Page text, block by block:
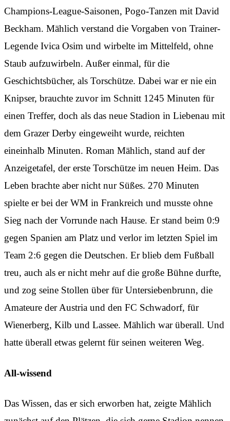
Champions-League-Saisonen, Pogo-Tanzen mit David
Beckham. Mählich verstand die Vorgaben von Trainer-
Legende Ivica Osim und wirbelte im Mittelfeld, ohne
Staub aufzuwirbeln. Außer einmal, für die
Geschichtsbücher, als Torschütze. Dabei war er nie ein
Knipser, brauchte zuvor im Schnitt 1245 Minuten für
einen Treffer, doch als das neue Stadion in Liebenau mit
dem Grazer Derby eingeweiht wurde, reichten
eineinhalb Minuten. Roman Mählich, stand auf der
Anzeigetafel, der erste Torschütze im neuen Heim. Das
Leben brachte aber nicht nur Süßes. 270 Minuten
spielte er bei der WM in Frankreich und musste ohne
Sieg nach der Vorrunde nach Hause. Er stand beim 0:9
gegen Spanien am Platz und verlor im letzten Spiel im
Team 2:6 gegen die Deutschen. Er blieb dem Fußball
treu, auch als er nicht mehr auf die große Bühne durfte,
und zog seine Stollen über für Untersiebenbrunn, die
Amateure der Austria und den FC Schwadorf, für
Wienerberg, Kilb und Lassee. Mählich war überall. Und
hatte überall etwas gelernt für seinen weiteren Weg.
All-wissend
Das Wissen, das er sich erworben hat, zeigte Mählich